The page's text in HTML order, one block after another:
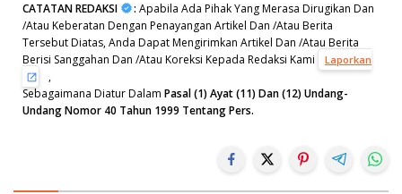
CATATAN REDAKSI : Apabila Ada Pihak Yang Merasa Dirugikan Dan
/Atau Keberatan Dengan Penayangan Artikel Dan /Atau Berita
Tersebut Diatas, Anda Dapat Mengirimkan Artikel Dan /Atau Berita
Berisi Sanggahan Dan /Atau Koreksi Kepada Redaksi Kami
Laporkan
,
Sebagaimana Diatur Dalam Pasal (1) Ayat (11) Dan (12) Undang-
Undang Nomor 40 Tahun 1999 Tentang Pers.